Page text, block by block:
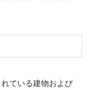
ている建物および